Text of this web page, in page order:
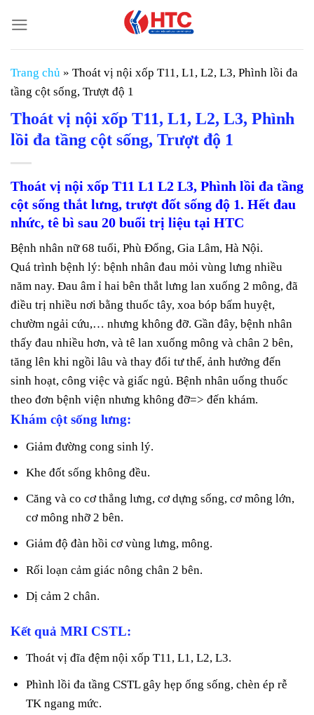
đến
nội
dung
Trang chủ » Thoát vị nội xốp T11, L1, L2, L3, Phình lồi đa
tầng cột sống, Trượt độ 1
Thoát vị nội xốp T11, L1, L2, L3, Phình
lồi đa tầng cột sống, Trượt độ 1
Thoát vị nội xốp T11 L1 L2 L3, Phình lồi đa tầng
cột sống thắt lưng, trượt đốt sống độ 1. Hết đau
nhức, tê bì sau 20 buổi trị liệu tại HTC
Bệnh nhân nữ 68 tuổi, Phù Đổng, Gia Lâm, Hà Nội.
Quá trình bệnh lý: bệnh nhân đau mỏi vùng lưng nhiều
năm nay. Đau âm ỉ hai bên thắt lưng lan xuống 2 mông, đã
điều trị nhiều nơi bằng thuốc tây, xoa bóp bấm huyệt,
chườm ngải cứu,… nhưng không đỡ. Gần đây, bệnh nhân
thấy đau nhiều hơn, và tê lan xuống mông và chân 2 bên,
tăng lên khi ngồi lâu và thay đổi tư thế, ảnh hưởng đến
sinh hoạt, công việc và giấc ngủ. Bệnh nhân uống thuốc
theo đơn bệnh viện nhưng không đỡ=> đến khám.
Khám cột sống lưng:
Giảm đường cong sinh lý.
Khe đốt sống không đều.
Căng và co cơ thẳng lưng, cơ dựng sống, cơ mông lớn,
cơ mông nhỡ 2 bên.
Giảm độ đàn hồi cơ vùng lưng, mông.
Rối loạn cảm giác nông chân 2 bên.
Dị cảm 2 chân.
Kết quả MRI CSTL:
Thoát vị đĩa đệm nội xốp T11, L1, L2, L3.
Phình lồi đa tầng CSTL gây hẹp ống sống, chèn ép rễ
TK ngang mức.